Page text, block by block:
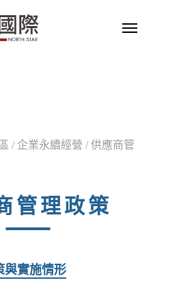
/ 企業永續經營 / 供應商管
管理政策
與實施情形